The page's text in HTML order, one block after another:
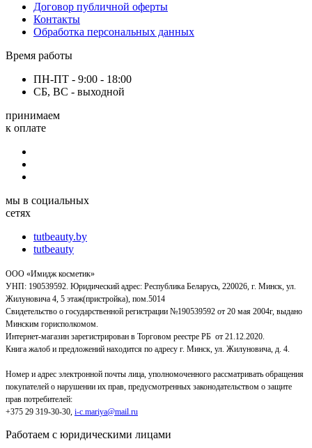
Договор публичной оферты
Контакты
Обработка персональных данных
Время работы
ПН-ПТ - 9:00 - 18:00
СБ, ВС - выходной
принимаем
к оплате
мы в социальных
сетях
tutbeauty.by
tutbeauty
ООО «Имидж косметик»
УНП: 190539592. Юридический адрес: Республика Беларусь, 220026, г. Минск, ул.
Жилуновича 4, 5 этаж(пристройка), пом.5014
Свидетельство о государственной регистрации №190539592 от 20 мая 2004г, выдано
Минским горисполкомом.
Интернет-магазин зарегистрирован в Торговом реестре РБ от 21.12.2020.
Книга жалоб и предложений находится по адресу г. Минск, ул. Жилуновича, д. 4.
Номер и адрес электронной почты лица, уполномоченного рассматривать обращения
покупателей о нарушении их прав, предусмотренных законодательством о защите
прав потребителей:
+375 29 319-30-30, i-c.mariya@mail.ru
Работаем с юридическими лицами